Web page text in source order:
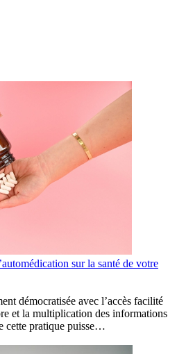
sur la santé de votre
démocratisée avec l’accès facilité
et la multiplication des informations
cette pratique puisse…